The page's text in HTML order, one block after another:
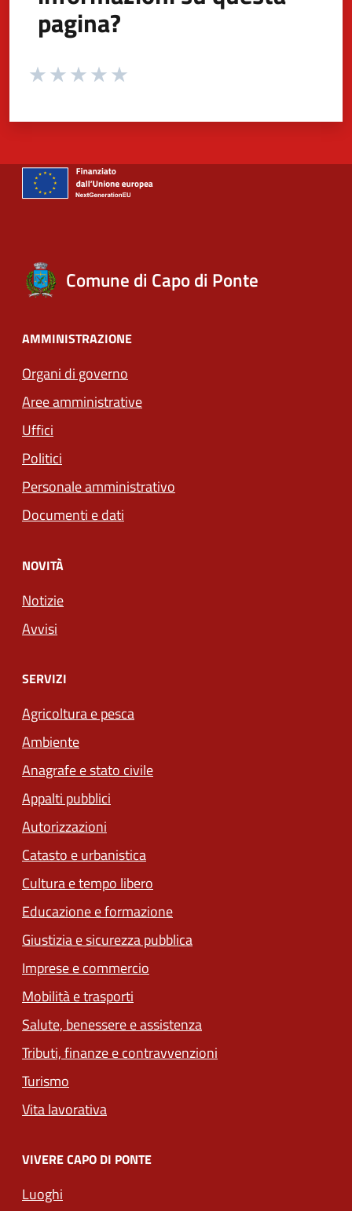
pagina?
Valuta da 1 a 5 stelle la pagina
Comune di Capo di Ponte
AMMINISTRAZIONE
Organi di governo
Aree amministrative
Uffici
Politici
Personale amministrativo
Documenti e dati
NOVITÀ
Notizie
Avvisi
SERVIZI
Agricoltura e pesca
Ambiente
Anagrafe e stato civile
Appalti pubblici
Autorizzazioni
Catasto e urbanistica
Cultura e tempo libero
Educazione e formazione
Giustizia e sicurezza pubblica
Imprese e commercio
Mobilità e trasporti
Salute, benessere e assistenza
Tributi, finanze e contravvenzioni
Turismo
Vita lavorativa
VIVERE CAPO DI PONTE
Luoghi